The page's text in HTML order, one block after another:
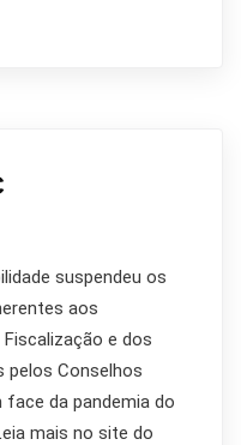
suspendeu os
aos
e dos
Conselhos
face da pandemia do
mais no site do